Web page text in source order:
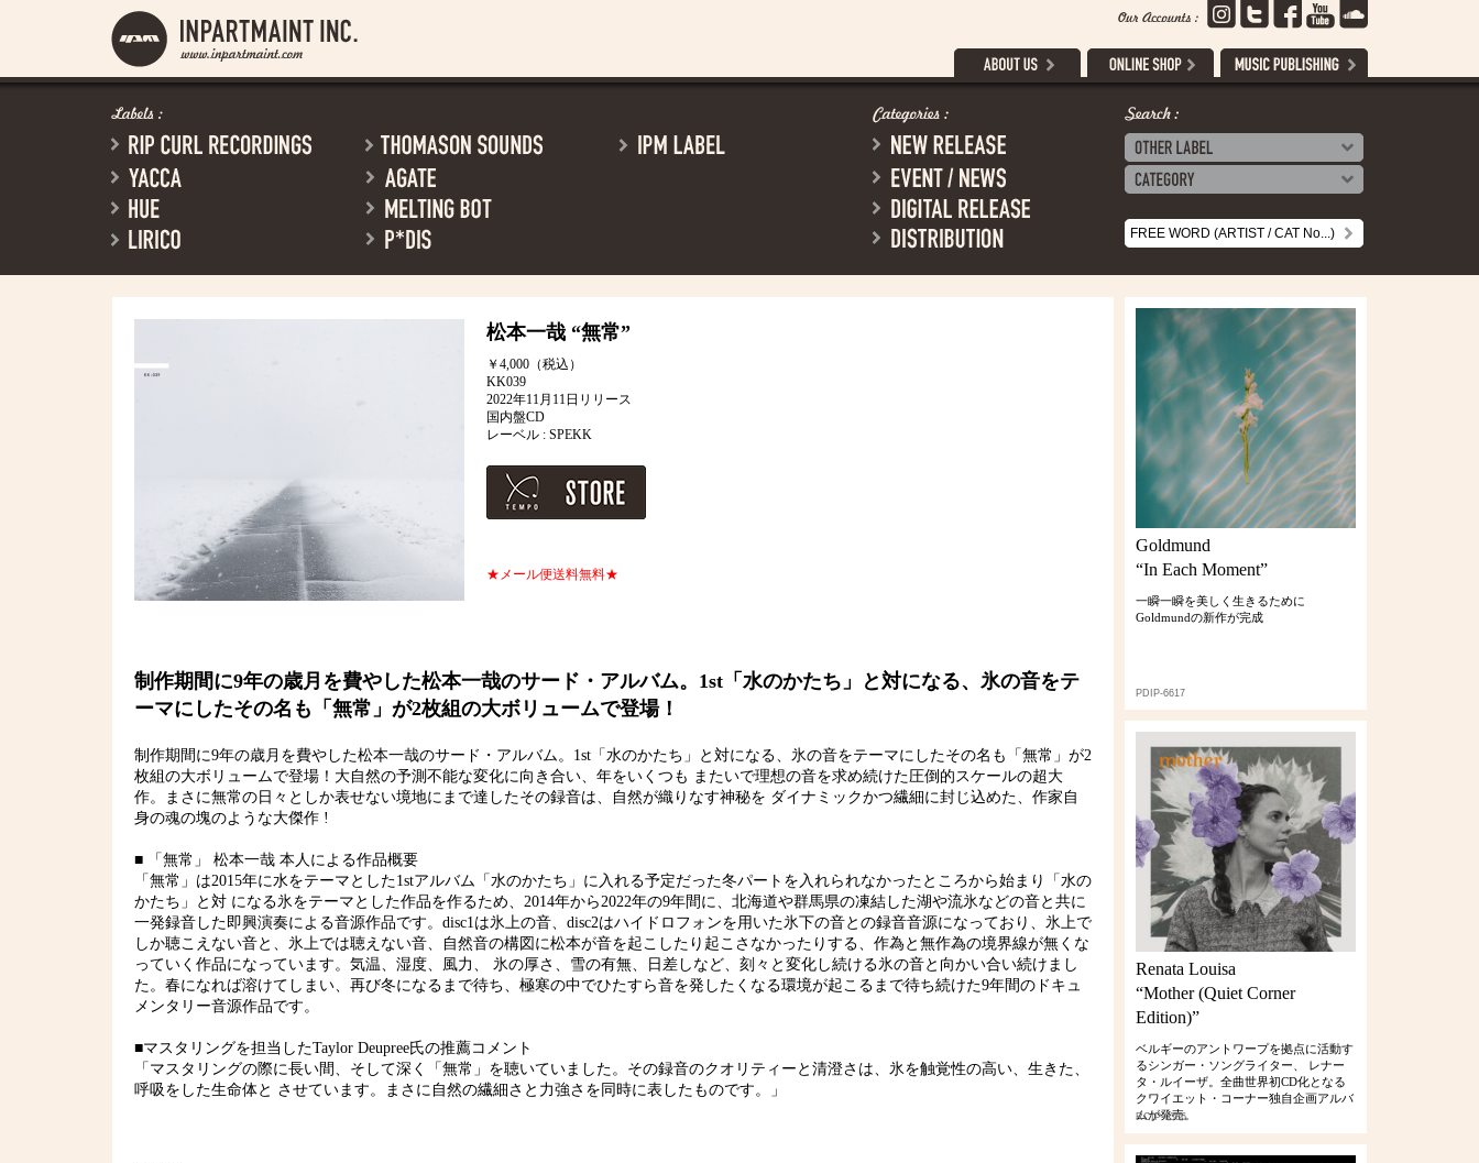
松本一哉 “無常”
￥4,000（税込）
KK039
2022年11月11日リリース
国内盤CD
レーベル : SPEKK
★メール便送料無料★
制作期間に9年の歳月を費やした松本一哉のサード・アルバム。1st「水のかたち」と対になる、氷の音をテ
ーマにしたその名も「無常」が2枚組の大ボリュームで登場！
制作期間に9年の歳月を費やした松本一哉のサード・アルバム。1st「水のかたち」と対になる、氷の音をテーマにしたその名も「無常」が2
枚組の大ボリュームで登場！大自然の予測不能な変化に向き合い、年をいくつも またいで理想の音を求め続けた圧倒的スケールの超大
作。まさに無常の日々としか表せない境地にまで達したその録音は、自然が織りなす神秘を ダイナミックかつ繊細に封じ込めた、作家自
身の魂の塊のような大傑作 !
■ 「無常」 松本一哉 本人による作品概要
「無常」は2015年に水をテーマとした1stアルバム「水のかたち」に入れる予定だった冬パートを入れられなかったところから始まり「水の
かたち」と対 になる氷をテーマとした作品を作るため、2014年から2022年の9年間に、北海道や群馬県の凍結した湖や流氷などの音と共に
一発録音した即興演奏による音源作品です。disc1は氷上の音、disc2はハイドロフォンを用いた氷下の音との録音音源になっており、氷上で
しか聴こえない音と、氷上では聴えない音、自然音の構図に松本が音を起こしたり起こさなかったりする、作為と無作為の境界線が無くな
っていく作品になっています。気温、湿度、風力、 氷の厚さ、雪の有無、日差しなど、刻々と変化し続ける氷の音と向かい合い続けまし
た。春になれば溶けてしまい、再び冬になるまで待ち、極寒の中でひたすら音を発したくなる環境が起こるまで待ち続けた9年間のドキュ
メンタリー音源作品です。
■マスタリングを担当したTaylor Deupree氏の推薦コメント
「マスタリングの際に長い間、そして深く「無常」を聴いていました。その録音のクオリティーと清澄さは、氷を触覚性の高い、生きた、
呼吸をした生命体と させています。まさに自然の繊細さと力強さを同時に表したものです。」
Goldmund
“In Each Moment”
一瞬一瞬を美しく生きるために
Goldmundの新作が完成
PDIP-6617
Renata Louisa
“Mother (Quiet Corner
Edition)”
ベルギーのアントワープを拠点に活動す
るシンガー・ソングライター、 レナー
タ・ルイーザ。全曲世界初CD化となる
クワイエット・コーナー独自企画アルバ
ムが発売。
RCIP-0386